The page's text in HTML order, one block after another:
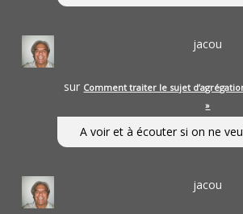
jacou
sur Comment traiter le sujet
»
A voir et à écouter si on ne
jacou